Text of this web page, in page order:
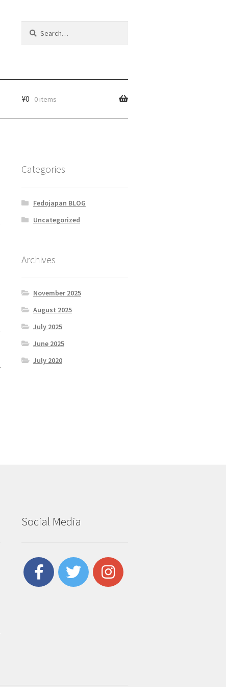
for:
¥0 0 items
Categories
Fedojapan BLOG
Uncategorized
Archives
November 2025
August 2025
July 2025
June 2025
July 2020
Social Media